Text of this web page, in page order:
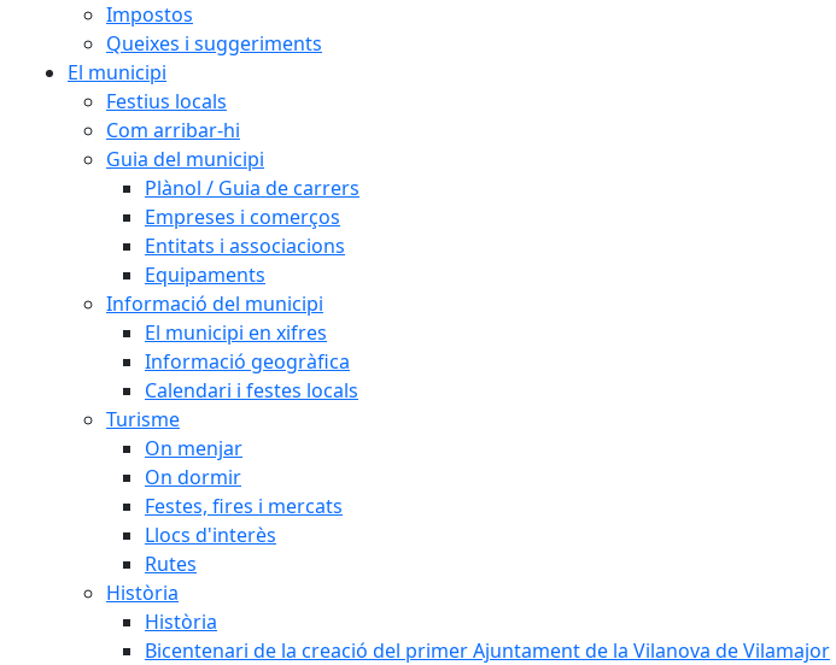
Impostos
Queixes i suggeriments
El municipi
Festius locals
Com arribar-hi
Guia del municipi
Plànol / Guia de carrers
Empreses i comerços
Entitats i associacions
Equipaments
Informació del municipi
El municipi en xifres
Informació geogràfica
Calendari i festes locals
Turisme
On menjar
On dormir
Festes, fires i mercats
Llocs d'interès
Rutes
Història
Història
Bicentenari de la creació del primer Ajuntament de la Vilanova de Vilamajor